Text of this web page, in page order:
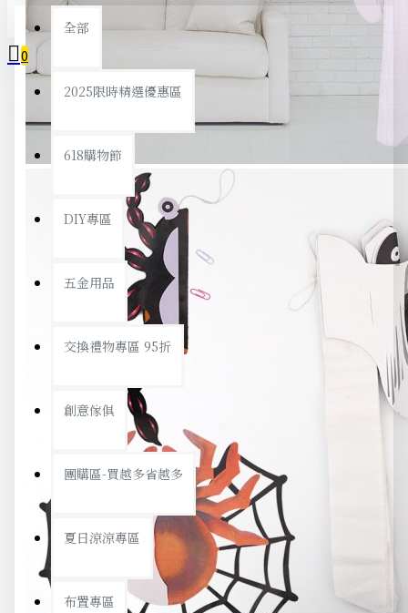
全部
2025限時精選優惠區
618購物節
DIY專區
五金用品
交換禮物專區 95折
創意傢俱
團購區-買越多省越多
夏日涼涼專區
布置專區
0
您的購物車內沒有商品！